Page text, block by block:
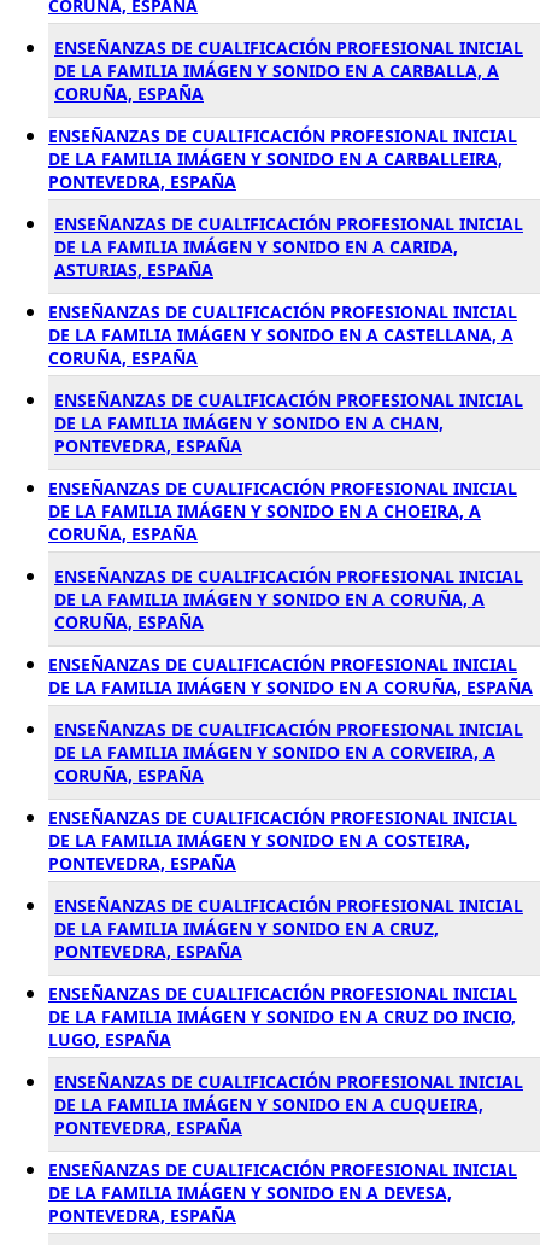
CORUÑA, ESPAÑA
ENSEÑANZAS DE CUALIFICACIÓN PROFESIONAL INICIAL
DE LA FAMILIA IMÁGEN Y SONIDO EN A CARBALLA, A
CORUÑA, ESPAÑA
ENSEÑANZAS DE CUALIFICACIÓN PROFESIONAL INICIAL
DE LA FAMILIA IMÁGEN Y SONIDO EN A CARBALLEIRA,
PONTEVEDRA, ESPAÑA
ENSEÑANZAS DE CUALIFICACIÓN PROFESIONAL INICIAL
DE LA FAMILIA IMÁGEN Y SONIDO EN A CARIDA,
ASTURIAS, ESPAÑA
ENSEÑANZAS DE CUALIFICACIÓN PROFESIONAL INICIAL
DE LA FAMILIA IMÁGEN Y SONIDO EN A CASTELLANA, A
CORUÑA, ESPAÑA
ENSEÑANZAS DE CUALIFICACIÓN PROFESIONAL INICIAL
DE LA FAMILIA IMÁGEN Y SONIDO EN A CHAN,
PONTEVEDRA, ESPAÑA
ENSEÑANZAS DE CUALIFICACIÓN PROFESIONAL INICIAL
DE LA FAMILIA IMÁGEN Y SONIDO EN A CHOEIRA, A
CORUÑA, ESPAÑA
ENSEÑANZAS DE CUALIFICACIÓN PROFESIONAL INICIAL
DE LA FAMILIA IMÁGEN Y SONIDO EN A CORUÑA, A
CORUÑA, ESPAÑA
ENSEÑANZAS DE CUALIFICACIÓN PROFESIONAL INICIAL
DE LA FAMILIA IMÁGEN Y SONIDO EN A CORUÑA, ESPAÑA
ENSEÑANZAS DE CUALIFICACIÓN PROFESIONAL INICIAL
DE LA FAMILIA IMÁGEN Y SONIDO EN A CORVEIRA, A
CORUÑA, ESPAÑA
ENSEÑANZAS DE CUALIFICACIÓN PROFESIONAL INICIAL
DE LA FAMILIA IMÁGEN Y SONIDO EN A COSTEIRA,
PONTEVEDRA, ESPAÑA
ENSEÑANZAS DE CUALIFICACIÓN PROFESIONAL INICIAL
DE LA FAMILIA IMÁGEN Y SONIDO EN A CRUZ,
PONTEVEDRA, ESPAÑA
ENSEÑANZAS DE CUALIFICACIÓN PROFESIONAL INICIAL
DE LA FAMILIA IMÁGEN Y SONIDO EN A CRUZ DO INCIO,
LUGO, ESPAÑA
ENSEÑANZAS DE CUALIFICACIÓN PROFESIONAL INICIAL
DE LA FAMILIA IMÁGEN Y SONIDO EN A CUQUEIRA,
PONTEVEDRA, ESPAÑA
ENSEÑANZAS DE CUALIFICACIÓN PROFESIONAL INICIAL
DE LA FAMILIA IMÁGEN Y SONIDO EN A DEVESA,
PONTEVEDRA, ESPAÑA